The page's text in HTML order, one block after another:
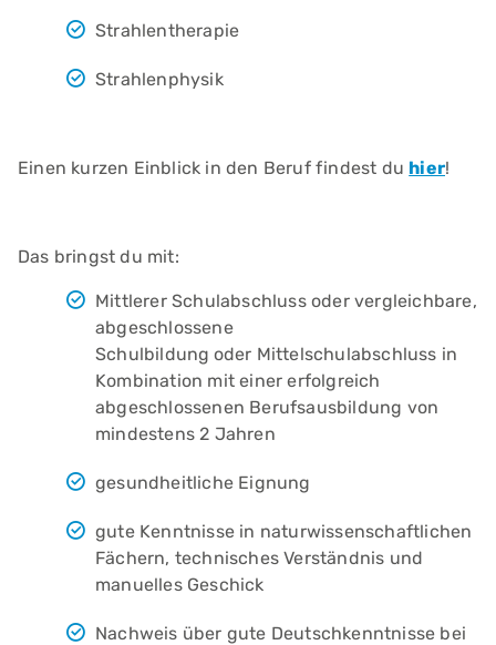
Strahlentherapie
Strahlenphysik
Einen kurzen Einblick in den Beruf findest du hier!
Das bringst du mit:
Mittlerer Schulabschluss oder vergleichbare,
abgeschlossene
Schulbildung oder Mittelschulabschluss in
Kombination mit einer erfolgreich
abgeschlossenen Berufsausbildung von
mindestens 2 Jahren
gesundheitliche Eignung
gute Kenntnisse in naturwissenschaftlichen
Fächern, technisches Verständnis und
manuelles Geschick
Nachweis über gute Deutschkenntnisse bei